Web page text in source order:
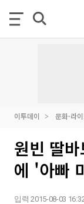
이투데이 문화·라
원빈 딸
에 '아빠
입력 2015-08-03